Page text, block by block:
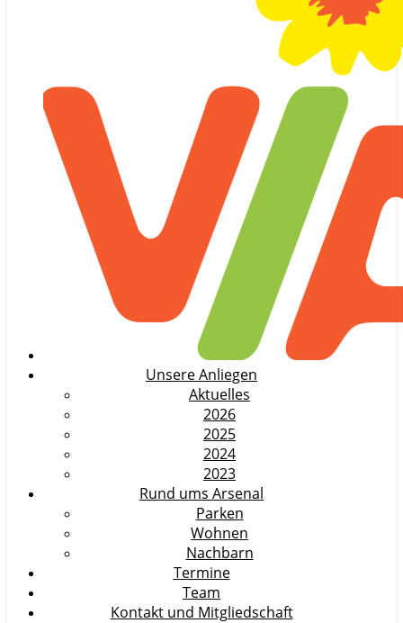
Unsere Anliegen
Aktuelles
2026
2025
2024
2023
Rund ums Arsenal
Parken
Wohnen
Nachbarn
Termine
Team
Kontakt und Mitgliedschaft